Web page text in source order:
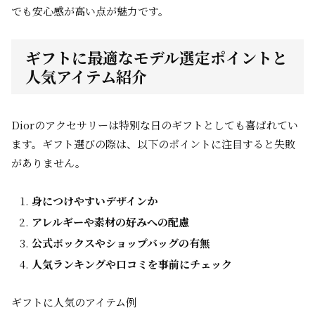
でも安心感が高い点が魅力です。
ギフトに最適なモデル選定ポイントと
人気アイテム紹介
Diorのアクセサリーは特別な日のギフトとしても喜ばれてい
ます。ギフト選びの際は、以下のポイントに注目すると失敗
がありません。
身につけやすいデザインか
アレルギーや素材の好みへの配慮
公式ボックスやショップバッグの有無
人気ランキングや口コミを事前にチェック
ギフトに人気のアイテム例